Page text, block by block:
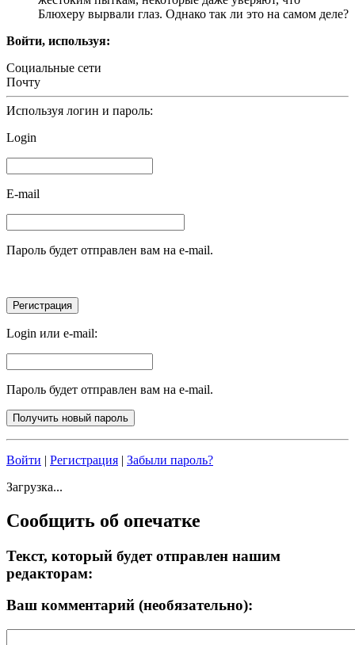
Блюхеру вырвали глаз. Однако так ли это на самом деле?
Войти, используя:
Социальные сети
Почту
Используя логин и пароль:
Login
E-mail
Пароль будет отправлен вам на e-mail.
Login или e-mail:
Пароль будет отправлен вам на e-mail.
Войти | Регистрация | Забыли пароль?
Загрузка...
Сообщить об опечатке
Текст, который будет отправлен нашим
редакторам:
Ваш комментарий (необязательно):